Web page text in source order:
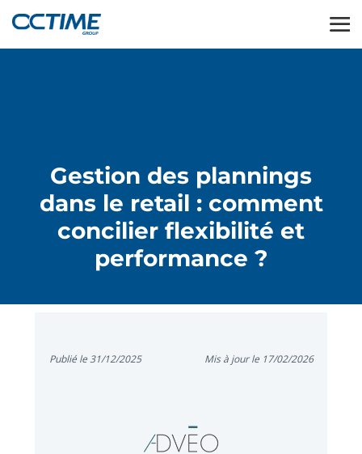
Gestion des plannings
dans le retail : comment
concilier flexibilité et
performance ?
Publié le 31/12/2025 Mis à jour le 17/02/2026